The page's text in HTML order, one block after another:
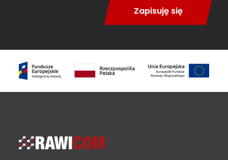
Zapisuję się